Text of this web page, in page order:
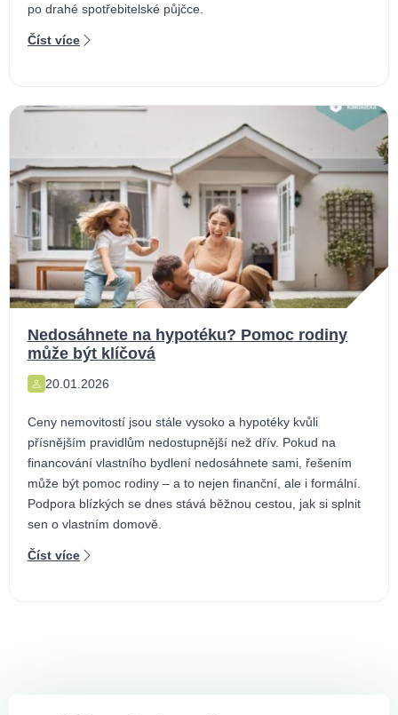
po drahé spotřebitelské půjčce.
Číst více
Nedosáhnete na hypotéku? Pomoc rodiny
může být klíčová
20.01.2026
Ceny nemovitostí jsou stále vysoko a hypotéky kvůli
přísnějším pravidlům nedostupnější než dřív. Pokud na
financování vlastního bydlení nedosáhnete sami, řešením
může být pomoc rodiny – a to nejen finanční, ale i formální.
Podpora blízkých se dnes stává běžnou cestou, jak si splnit
sen o vlastním domově.
Číst více